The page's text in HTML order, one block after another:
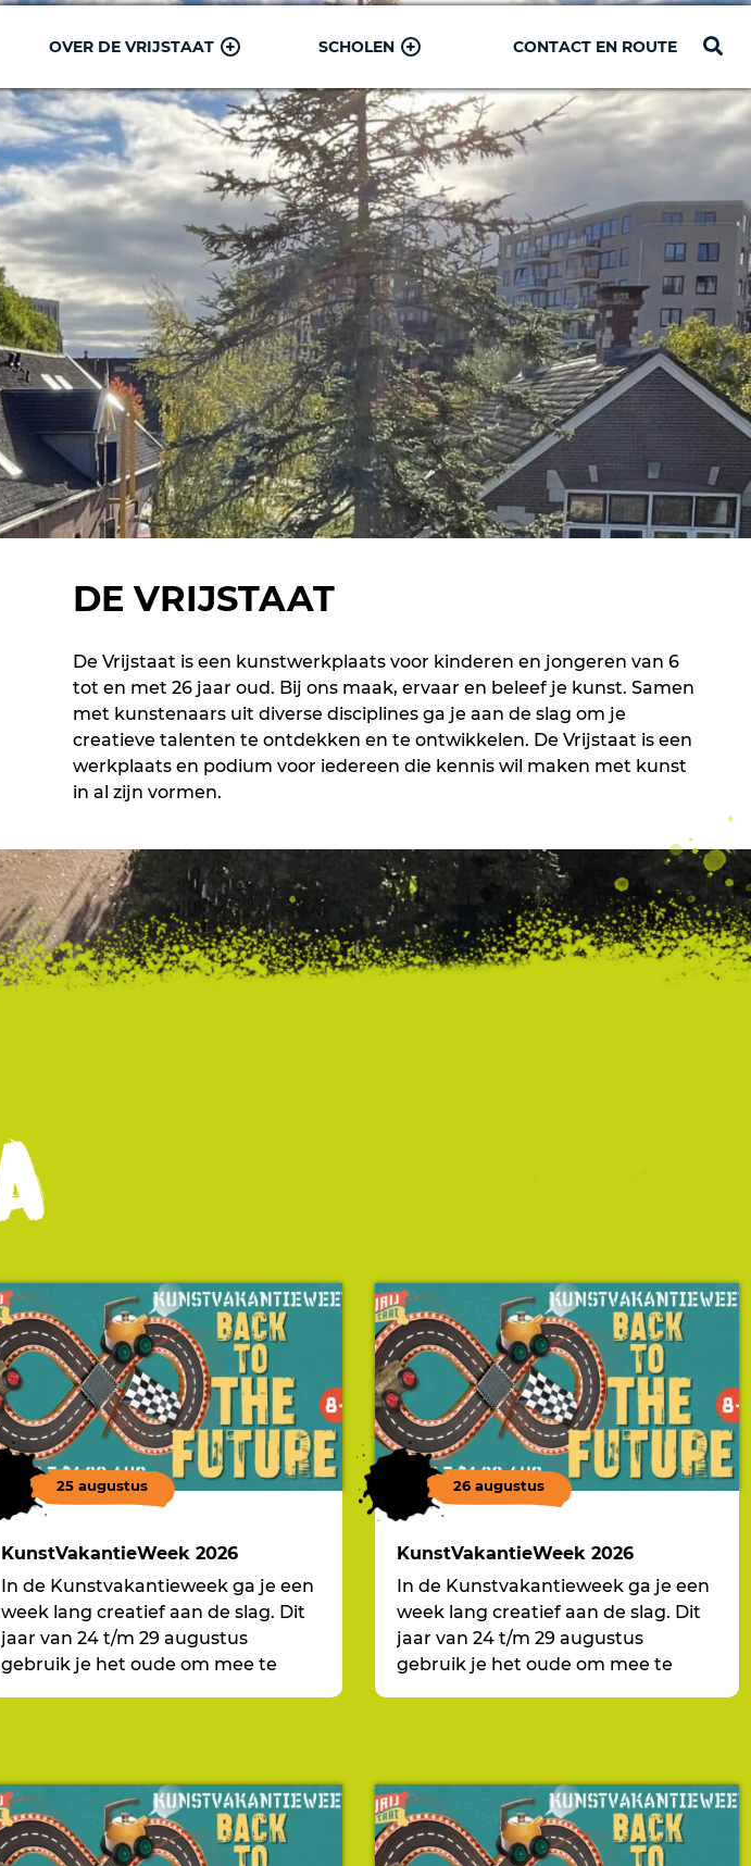
OVER DE VRIJSTAAT SCHOLEN CONTACT EN ROUTE
DE VRIJSTAAT
De Vrijstaat is een kunstwerkplaats voor kinderen en jongeren van 6
tot en met 26 jaar oud. Bij ons maak, ervaar en beleef je kunst. Samen
met kunstenaars uit diverse disciplines ga je aan de slag om je
creatieve talenten te ontdekken en te ontwikkelen. De Vrijstaat is een
werkplaats en podium voor iedereen die kennis wil maken met kunst
in al zijn vormen.
25 augustus
KunstVakantieWeek 2026
In de Kunstvakantieweek ga je een
week lang creatief aan de slag. Dit
jaar van 24 t/m 29 augustus
gebruik je het oude om mee te
26 augustus
KunstVakantieWeek 2026
In de Kunstvakantieweek ga je een
week lang creatief aan de slag. Dit
jaar van 24 t/m 29 augustus
gebruik je het oude om mee te